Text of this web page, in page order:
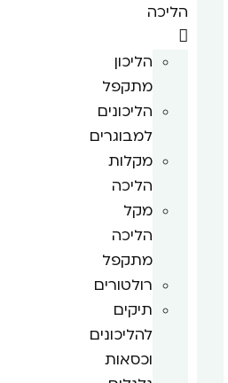
הליכה
הליכון
מתקפל
הליכונים
למבוגרים
מקלות
הליכה
מקל
הליכה
מתקפל
רולטורים
תיקים
להליכונים
וכסאות